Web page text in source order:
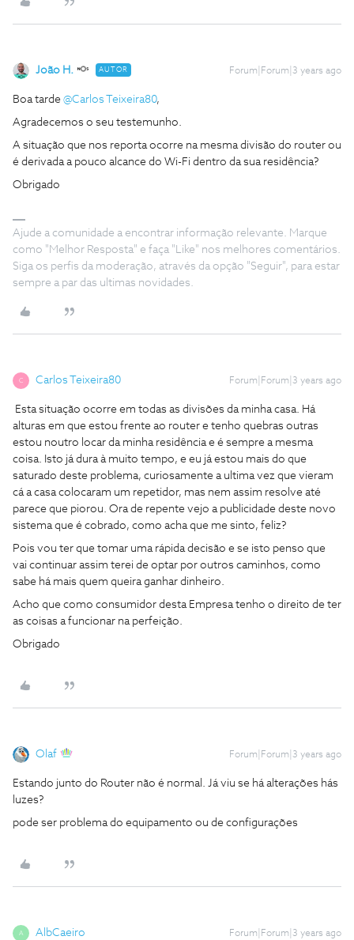
João H. AUTOR Forum|Forum|3 years ago
Boa tarde @Carlos Teixeira80,
Agradecemos o seu testemunho.
A situação que nos reporta ocorre na mesma divisão do router ou
é derivada a pouco alcance do Wi-Fi dentro da sua residência?
Obrigado
Ajude a comunidade a encontrar informação relevante. Marque
como "Melhor Resposta" e faça "Like" nos melhores comentários.
Siga os perfis da moderação, através da opção "Seguir", para estar
sempre a par das ultimas novidades.
C Carlos Teixeira80 Forum|Forum|3 years ago
Esta situação ocorre em todas as divisões da minha casa. Há
alturas em que estou frente ao router e tenho quebras outras
estou noutro locar da minha residência e é sempre a mesma
coisa. Isto já dura à muito tempo, e eu já estou mais do que
saturado deste problema, curiosamente a ultima vez que vieram
cá a casa colocaram um repetidor, mas nem assim resolve até
parece que piorou. Ora de repente vejo a publicidade deste novo
sistema que é cobrado, como acha que me sinto, feliz?
Pois vou ter que tomar uma rápida decisão e se isto penso que
vai continuar assim terei de optar por outros caminhos, como
sabe há mais quem queira ganhar dinheiro.
Acho que como consumidor desta Empresa tenho o direito de ter
as coisas a funcionar na perfeição.
Obrigado
Olaf Forum|Forum|3 years ago
Estando junto do Router não é normal. Já viu se há alterações hás
luzes?
pode ser problema do equipamento ou de configurações
A AlbCaeiro Forum|Forum|3 years ago